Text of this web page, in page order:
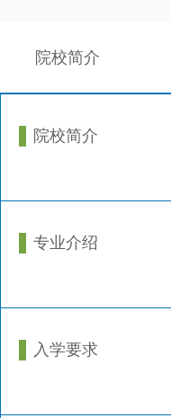
院校简介
院校简介
专业介绍
入学要求